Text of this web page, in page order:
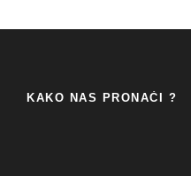
KAKO NAS PRONAĆI ?